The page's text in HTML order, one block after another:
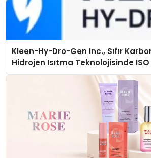
Kleen-Hy-Dro-Gen Inc., Sıfır
Hidrojen Isıtma Teknolojisinde ISO
Düzenleyici Onaylarını Aldı